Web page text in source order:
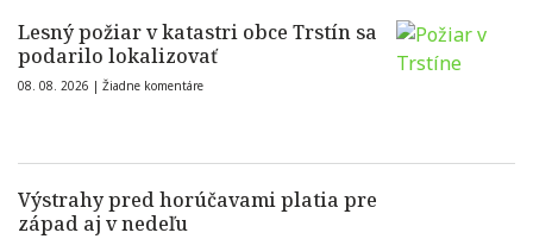
Lesný požiar v katastri obce Trstín sa
podarilo lokalizovať
08. 08. 2026 | Žiadne komentáre
Výstrahy pred horúčavami platia pre
západ aj v nedeľu